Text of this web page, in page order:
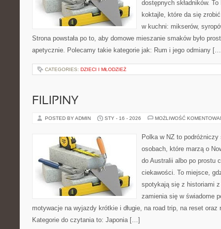
dostępnych składników.
koktajle, które da się
w kuchni: mikserów,
Strona powstała po to, aby domowe mieszanie smaków było
apetycznie. Polecamy takie kategorie jak: Rum i jego odmiany
CATEGORIES: DZIECI I MŁODZIEŻ
FILIPINY
POSTED BY ADMIN STY - 16 - 2026 MOŻLIWOŚĆ
Polka w NZ to
osobach, które marzą o
do Australii albo po prostu
ciekawości. To miejsce,
spotykają się z historiami
zamienia się w świadome
motywacje na wyjazdy krótkie i długie, na road trip, na reset oraz
Kategorie do czytania to: Japonia […]